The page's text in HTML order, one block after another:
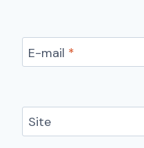
E-mail *
Site